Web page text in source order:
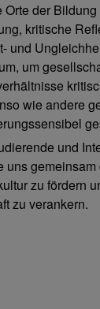
der
kritische
und
um
wie andere
und
uns
zu fördern
zu verankern.